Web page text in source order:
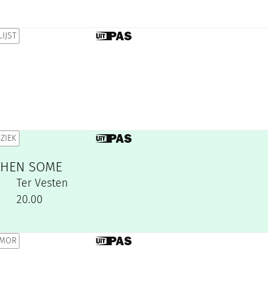
Dit is een UiTPAS activiteit.
SOME
Ter Vesten
20.00
Dit is een UiTPAS activiteit.
Dit is een UiTPAS activiteit.